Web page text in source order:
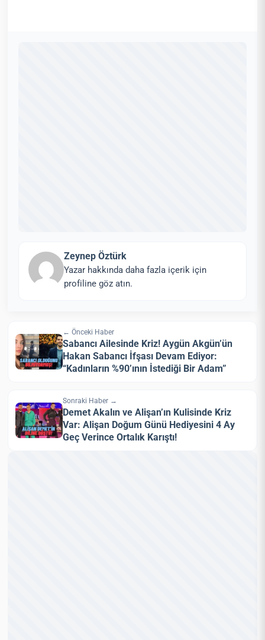
Zeynep Öztürk
Yazar hakkında daha fazla içerik için
profiline göz atın.
← Önceki Haber
Sabancı Ailesinde Kriz! Aygün Akgün’ün
Hakan Sabancı İfşası Devam Ediyor:
“Kadınların %90’ının İstediği Bir Adam”
Sonraki Haber →
Demet Akalın ve Alişan’ın Kulisinde Kriz
Var: Alişan Doğum Günü Hediyesini 4 Ay
Geç Verince Ortalık Karıştı!